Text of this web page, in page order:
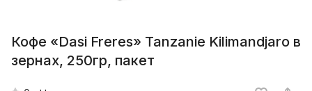
Кофе «Dasi Freres» Tanzanie Kilimandjaro в
зернах, 250гр, пакет